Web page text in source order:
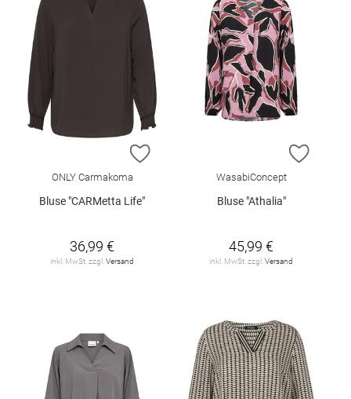
ZUR WUNSCHLISTE HINZUFÜGEN
ONLY Carmakoma
Bluse "CARMetta Life"
36,99 €
inkl. MwSt. zzgl.Versand
ZUR
WasabiConcept
Bluse "Athalia"
45,99 €
inkl. MwSt. zzgl.Versand